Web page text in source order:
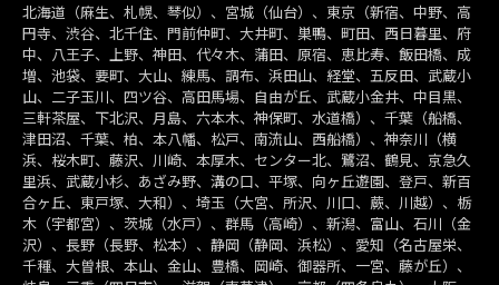
北海道（麻生、札幌、琴似）、宮城（仙台）、東京（新宿、中野、高
円寺、渋谷、北千住、門前仲町、大井町、巣鴨、町田、西日暮里、府
中、八王子、上野、神田、代々木、蒲田、原宿、恵比寿、飯田橋、成
増、池袋、要町、大山、練馬、調布、浜田山、経堂、五反田、武蔵小
山、二子玉川、四ツ谷、高田馬場、自由が丘、武蔵小金井、中目黒、
三軒茶屋、下北沢、月島、六本木、神保町、水道橋）、千葉（船橋、
津田沼、千葉、柏、本八幡、松戸、南流山、西船橋）、神奈川（横
浜、桜木町、藤沢、川崎、本厚木、センター北、鷺沼、鶴見、京急久
里浜、武蔵小杉、あざみ野、溝の口、平塚、向ヶ丘遊園、登戸、新百
合ヶ丘、東戸塚、大和）、埼玉（大宮、所沢、川口、蕨、川越）、栃
木（宇都宮）、茨城（水戸）、群馬（高崎）、新潟、富山、石川（金
沢）、長野（長野、松本）、静岡（静岡、浜松）、愛知（名古屋栄、
千種、大曽根、本山、金山、豊橋、岡崎、御器所、一宮、藤が丘）、